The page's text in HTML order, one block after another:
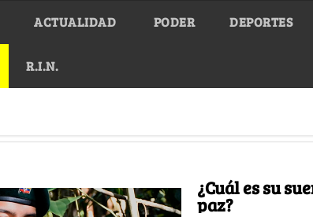
ACTUALIDAD PODER DEPORTES
R.I.N.
¿Cuál es su
paz?